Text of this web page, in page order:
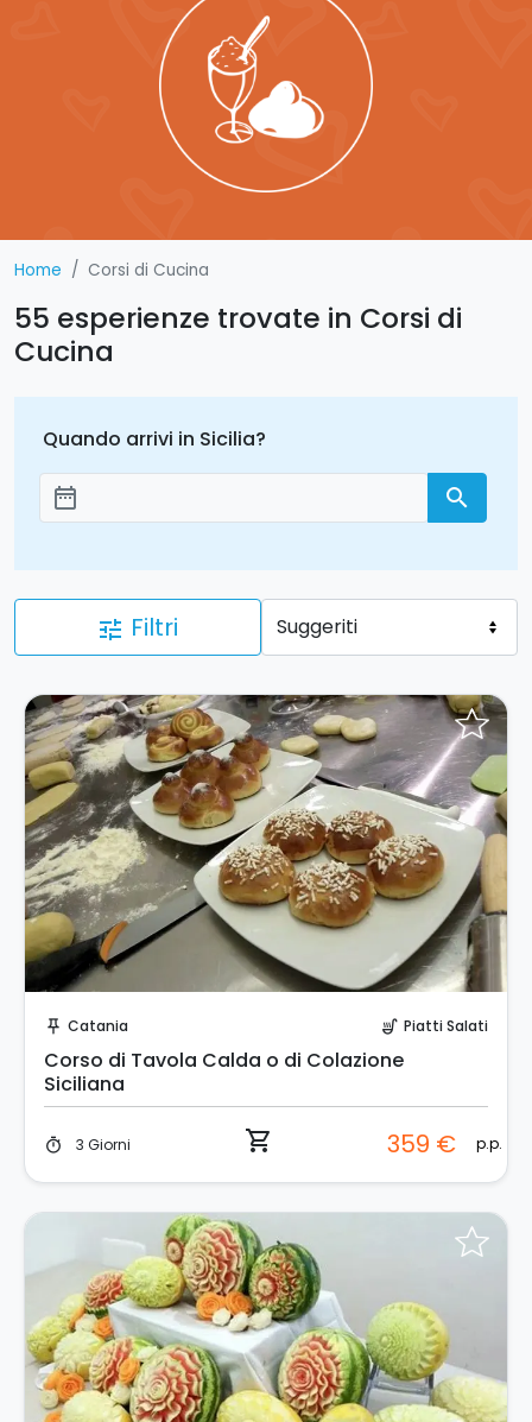
Home Corsi di Cucina
55 esperienze trovate in Corsi di
Cucina
Quando arrivi in Sicilia?
Aggiungi le date
date_range search
tune Filtri
push_pin Catania soup_kitchen Piatti Salati
Corso di Tavola Calda o di Colazione
Siciliana
timer 3 Giorni shopping_cart 359 € p.p.